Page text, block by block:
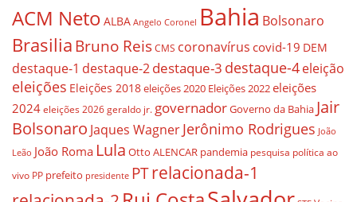
ACM Neto ALBA Angelo Coronel Bahia Bolsonaro
BrasiliaBruno ReisCMS coronavírus covid-19 DEM
destaque-1 destaque-2destaque-3 destaque-4eleição
eleições Eleições 2018eleições 2020 Eleições 2022eleições
2024 eleições 2026 geraldo jr. governadorGoverno da Bahia Jair
Bolsonaro Jaques WagnerJerônimo Rodrigues João
Leão João Roma Lula Otto ALENCAR pandemia pesquisa política ao
vivo PP prefeito presidente PTrelacionada-1